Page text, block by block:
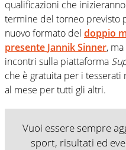
qualificazioni che
termine del torneo previsto
nuovo formato del doppio
presente Jannik Sinner,
incontri sulla piattaforma
che è gratuita per i
al mese per tutti gli altri.
Vuoi essere sempre
sport, risultati ed